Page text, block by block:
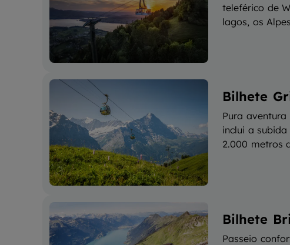
teleférico de
lagos, os
Bilhete
Pura
inclui a
2.000 metros
Bilhete
Passeio